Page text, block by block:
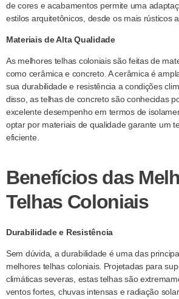
de cores e acabamentos permite uma
estilos arquitetônicos, desde os mais rústicos
Materiais de Alta Qualidade
As melhores telhas coloniais são feitas de
como cerâmica e concreto. A cerâmica é
sua durabilidade e resistência a condições
disso, as telhas de concreto são conhecidas
excelente desempenho em termos de
optar por materiais de qualidade garante um
eficiente.
Benefícios das
Telhas Coloniais
Durabilidade e Resistência
Sem dúvida, a durabilidade é uma das
melhores telhas coloniais. Projetadas para
climáticas severas, estas telhas são
ventos fortes, chuvas intensas e radiação